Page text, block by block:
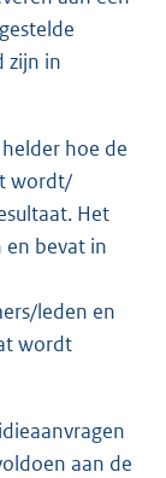
zijn in
hoe de
wordt/
Het
en bevat in
leden en
wordt
aan de